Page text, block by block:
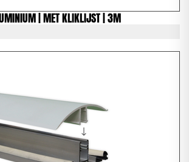
| MET KLIKLIJST | 3M